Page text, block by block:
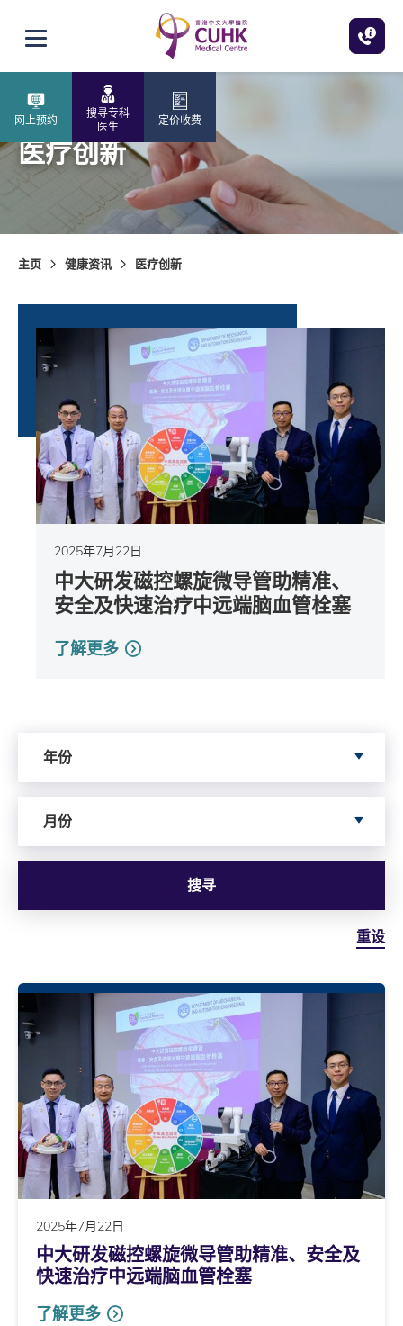
打开选单
网上预约
搜寻专科
医生
定价收费
医疗创新
主页 健康资讯 医疗创新
2025年7月22日
中大研发磁控螺旋微导管助精准、
安全及快速治疗中远端脑血管栓塞
了解更多
年份
月份
搜寻
重设
2025年7月22日
中大研发磁控螺旋微导管助精准、安全及
快速治疗中远端脑血管栓塞
了解更多